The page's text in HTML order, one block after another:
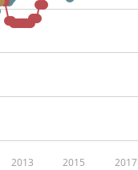
2013 2015 2017